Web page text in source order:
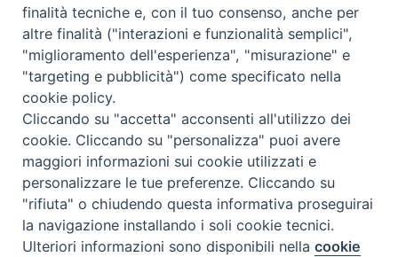
Piazza Mario Dottori, 14
02047 Poggio Mirteto (Rieti)
finalità tecniche e, con il tuo consenso, anche per
altre finalità ("interazioni e funzionalità semplici",
"miglioramento dell'esperienza", "misurazione" e
"targeting e pubblicità") come specificato nella
cookie policy.
Cliccando su "accetta" acconsenti all'utilizzo dei
cookie. Cliccando su "personalizza" puoi avere
maggiori informazioni sui cookie utilizzati e
personalizzare le tue preferenze. Cliccando su
"rifiuta" o chiudendo questa informativa proseguirai
la navigazione installando i soli cookie tecnici.
Ulteriori informazioni sono disponibili nellacookie